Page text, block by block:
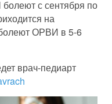
с сентября по
на
ОРВИ в 5-6
врач-педиарт